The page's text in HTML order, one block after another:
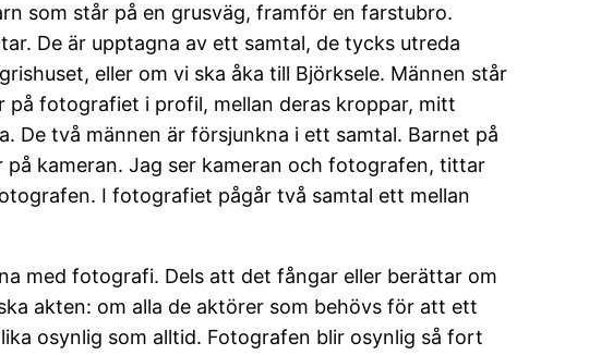
som står på en grusväg, framför en farstubro.
De är upptagna av ett samtal, de tycks utreda
eller om vi ska åka till Björksele. Männen står
fotografiet i profil, mellan deras kroppar, mitt
De två männen är försjunkna i ett samtal. Barnet på
kameran. Jag ser kameran och fotografen, tittar
I fotografiet pågår två samtal ett mellan
med fotografi. Dels att det fångar eller berättar om
akten: om alla de aktörer som behövs för att ett
osynlig som alltid. Fotografen blir osynlig så fort